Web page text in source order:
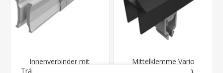
Innenverbinder mit
Träger Rail 60 (SL-Rack)
Mittelklemme Vario
schwarz eloxiert m.